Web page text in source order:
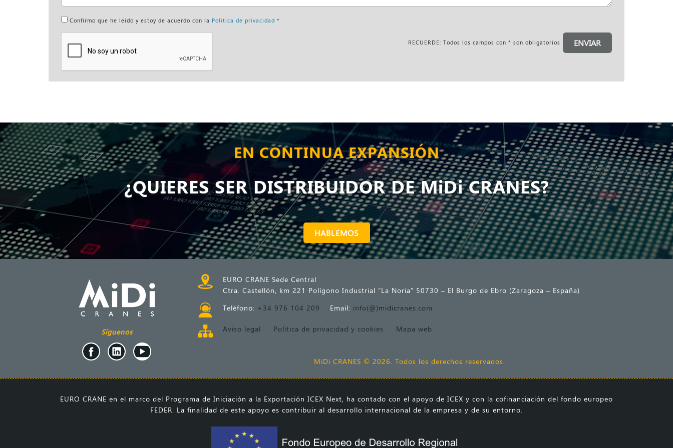
Confirmo que he leido y estoy de acuerdo con la Politica de privacidad *
RECUERDE: Todos los campos con * son obligatorios ENVIAR
EN CONTINUA EXPANSIÓN
¿QUIERES SER DISTRIBUIDOR DE MiDi CRANES?
HABLEMOS
Síguenos
EURO CRANE Sede Central
Ctra. Castellón, km 221 Polígono Industrial “La Noria” 50730 – El Burgo de Ebro (Zaragoza – España)
Teléfono: +34 976 104 209 Email: info(@)midicranes.com
Aviso legal Política de privacidad y cookies Mapa web
MiDi CRANES © 2026. Todos los derechos reservados.
EURO CRANE en el marco del Programa de Iniciación a la Exportación ICEX Next, ha contado con el apoyo de ICEX y con la cofinanciación del fondo europeo
FEDER. La finalidad de este apoyo es contribuir al desarrollo internacional de la empresa y de su entorno.